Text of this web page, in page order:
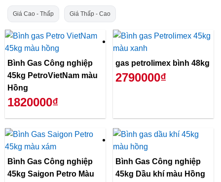
Giá Cao - Thấp Giá Thấp - Cao
Bình Gas Công nghiệp
45kg PetroVietNam màu
Hồng
1820000₫
gas petrolimex bình 48kg
2790000₫
Bình Gas Công nghiệp
45kg Saigon Petro Màu
Bình Gas Công nghiệp
45kg Dầu khí màu Hồng